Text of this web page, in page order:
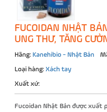
FUCOIDAN NHẬT
UNG THƯ, TĂNG
Hãng: Kanehibio - Nhật Bản
Loại hàng: Xách tay
Xuất xứ:
Fucoidan Nhật Bản được xuất